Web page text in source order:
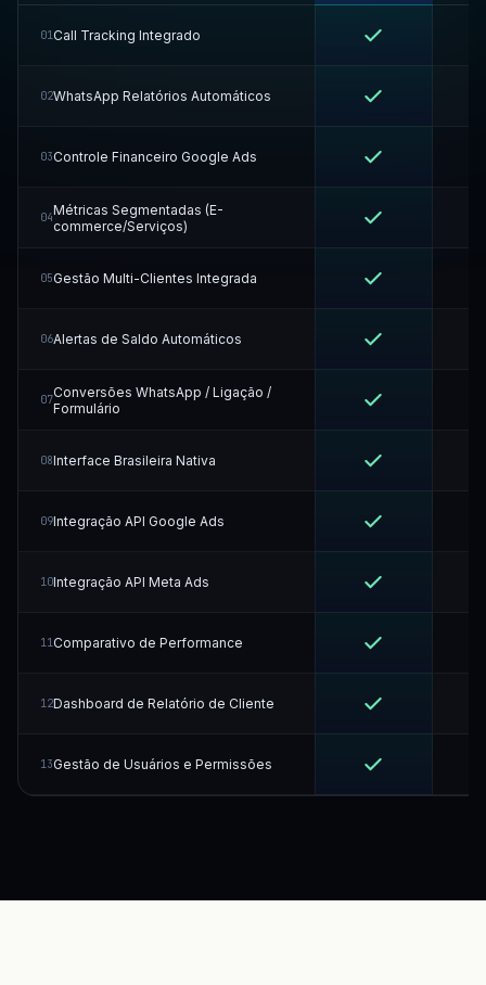
01 Call Tracking Integrado
02WhatsApp Relatórios Automáticos
03Controle Financeiro Google Ads
04Métricas Segmentadas (E-
commerce/Serviços)
05Gestão Multi-Clientes Integrada
06Alertas de Saldo Automáticos
07Conversões WhatsApp / Ligação /
Formulário
08Interface Brasileira Nativa
09Integração API Google Ads
10Integração API Meta Ads
11 Comparativo de Performance
12Dashboard de Relatório de Cliente
13Gestão de Usuários e Permissões